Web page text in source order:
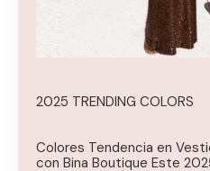
2025 TRENDING COLORS
Colores Tendencia en
con Bina Boutique Este